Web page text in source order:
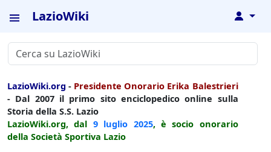
LazioWiki ↓
LazioWiki.org - Presidente Onorario Erika Balestrieri
- Dal 2007 il primo sito enciclopedico online sulla
Storia della S.S. Lazio
LazioWiki.org, dal 9 luglio 2025, è socio onorario
della Società Sportiva Lazio